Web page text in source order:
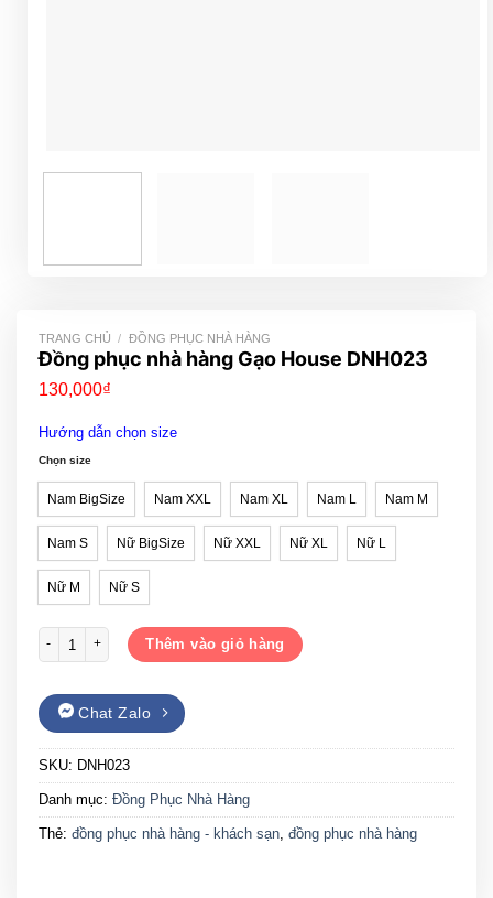
TRANG CHỦ / ĐỒNG PHỤC NHÀ HÀNG
Đồng phục nhà hàng Gạo House DNH023
130,000₫
Hướng dẫn chọn size
Chọn size
Nam BigSize Nam XXL Nam XL Nam L Nam M
Nam S Nữ BigSize Nữ XXL Nữ XL Nữ L
Nữ M Nữ S
Đồng phục nhà hàng Gạo House DNH023 số lượng
Thêm vào giỏ hàng
Chat Zalo
SKU: DNH023
Danh mục: Đồng Phục Nhà Hàng
Thẻ: đồng phục nhà hàng - khách sạn, đồng phục nhà hàng